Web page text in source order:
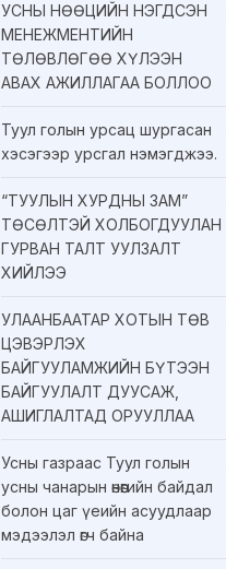
УСНЫ НӨӨЦИЙН НЭГДСЭН
МЕНЕЖМЕНТИЙН
ТӨЛӨВЛӨГӨӨ ХҮЛЭЭН
АВАХ АЖИЛЛАГАА БОЛЛОО
Туул голын урсац шургасан
хэсэгээр урсгал нэмэгджээ.
“ТУУЛЫН ХУРДНЫ ЗАМ”
ТӨСӨЛТЭЙ ХОЛБОГДУУЛАН
ГУРВАН ТАЛТ УУЛЗАЛТ
ХИЙЛЭЭ
УЛААНБААТАР ХОТЫН ТӨВ
ЦЭВЭРЛЭХ
БАЙГУУЛАМЖИЙН БҮТЭЭН
БАЙГУУЛАЛТ ДУУСАЖ,
АШИГЛАЛТАД ОРУУЛЛАА
Усны газраас Туул голын
усны чанарын өнөөгийн байдал
болон цаг үеийн асуудлаар
мэдээлэл өгч байна